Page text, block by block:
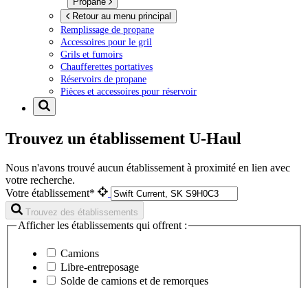
Retour au menu principal
Remplissage de propane
Accessoires pour le gril
Grils et fumoirs
Chaufferettes portatives
Réservoirs de propane
Pièces et accessoires pour réservoir
Trouvez un établissement U-Haul
Nous n'avons trouvé aucun établissement à proximité en lien avec
votre recherche.
Votre établissement*
Trouvez des établissements
Afficher les établissements qui offrent :
Camions
Libre-entreposage
Solde de camions et de remorques